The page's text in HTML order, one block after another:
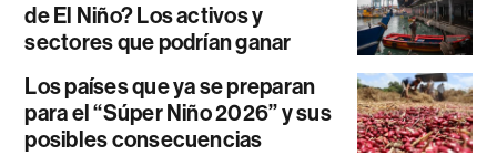
de El Niño? Los activos y
sectores que podrían ganar
Los países que ya se preparan
para el “Súper Niño 2026” y sus
posibles consecuencias